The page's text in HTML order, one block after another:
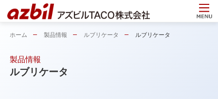
ホーム 製品情報 ルブリケータ ルブリケータ
製品情報
ルブリケータ